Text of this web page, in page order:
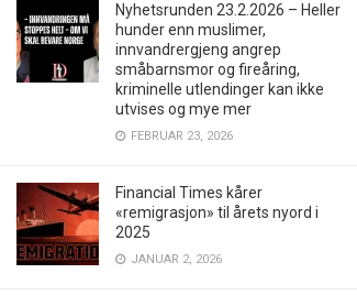
Nyhetsrunden 23.2.2026 – Heller
hunder enn muslimer,
innvandrergjeng angrep
småbarnsmor og fireåring,
kriminelle utlendinger kan ikke
utvises og mye mer
FEBRUAR 23, 2026
Financial Times kårer
«remigrasjon» til årets nyord i
2025
JANUAR 2, 2026